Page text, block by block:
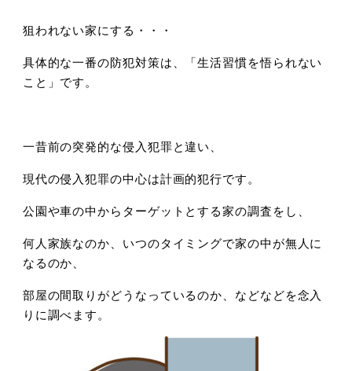
狙われない家にする・・・
具体的な一番の防犯対策は、「生活習慣を悟られない
こと」です。
一昔前の突発的な侵入犯罪と違い、
現代の侵入犯罪の中心は計画的犯行です。
公園や車の中からターゲットとする家の調査をし、
何人家族なのか、いつのタイミングで家の中が無人に
なるのか、
部屋の間取りがどうなっているのか、などなどを念入
りに調べます。